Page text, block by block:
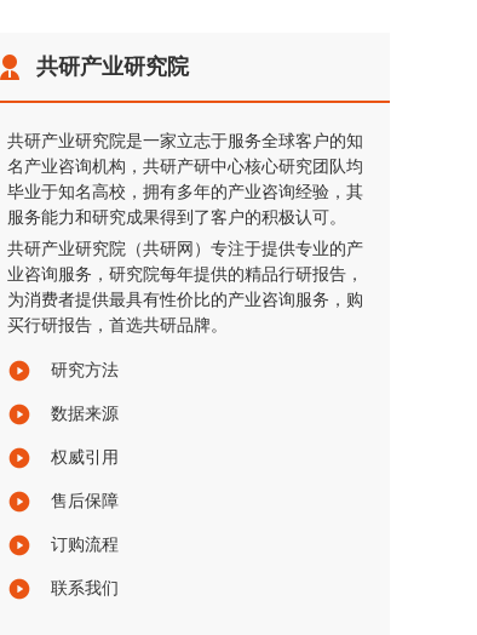
共研产业研究院
共研产业研究院是一家立志于服务全球客户的知
名产业咨询机构，共研产研中心核心研究团队均
毕业于知名高校，拥有多年的产业咨询经验，其
服务能力和研究成果得到了客户的积极认可。
共研产业研究院（共研网）专注于提供专业的产
业咨询服务，研究院每年提供的精品行研报告，
为消费者提供最具有性价比的产业咨询服务，购
买行研报告，首选共研品牌。
研究方法
数据来源
权威引用
售后保障
订购流程
联系我们